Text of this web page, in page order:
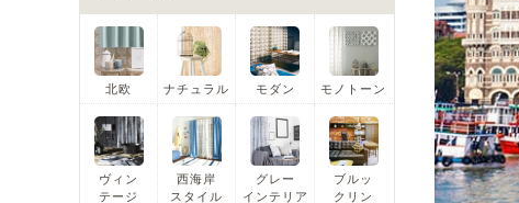
北欧 ナチュラル モダン モノトーン
ヴィン
テージ
西海岸
スタイル
グレー
インテリア
ブルッ
クリン